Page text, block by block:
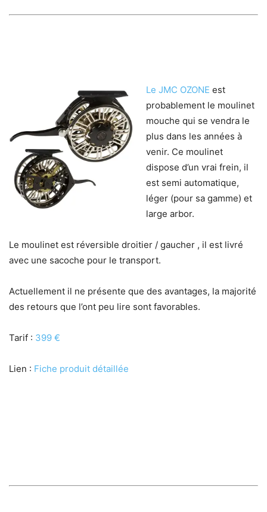
Le JMC OZONE est
probablement le moulinet
mouche qui se vendra le
plus dans les années à
venir. Ce moulinet
dispose d’un vrai frein, il
est semi automatique,
léger (pour sa gamme) et
large arbor.
Le moulinet est réversible droitier / gaucher , il est livré
avec une sacoche pour le transport.
Actuellement il ne présente que des avantages, la majorité
des retours que l’ont peu lire sont favorables.
Tarif : 399 €
Lien : Fiche produit détaillée